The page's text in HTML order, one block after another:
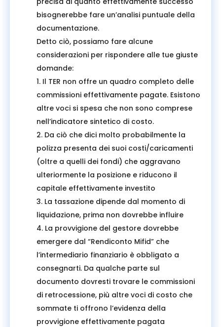
bisognerebbe fare un’analisi puntuale della
documentazione.
Detto ciò, possiamo fare alcune
considerazioni per rispondere alle tue giuste
domande:
1. Il TER non offre un quadro completo delle
commissioni effettivamente pagate. Esistono
altre voci si spesa che non sono comprese
nell’indicatore sintetico di costo.
2. Da ciò che dici molto probabilmente la
polizza presenta dei suoi costi/caricamenti
(oltre a quelli dei fondi) che aggravano
ulteriormente la posizione e riducono il
capitale effettivamente investito
3. La tassazione dipende dal momento di
liquidazione, prima non dovrebbe influire
4. La provvigione del gestore dovrebbe
emergere dal “Rendiconto Mifid” che
l’intermediario finanziario è obbligato a
consegnarti. Da qualche parte sul
documento dovresti trovare le commissioni
di retrocessione, più altre voci di costo che
sommate ti offrono l’evidenza della
provvigione effettivamente pagata